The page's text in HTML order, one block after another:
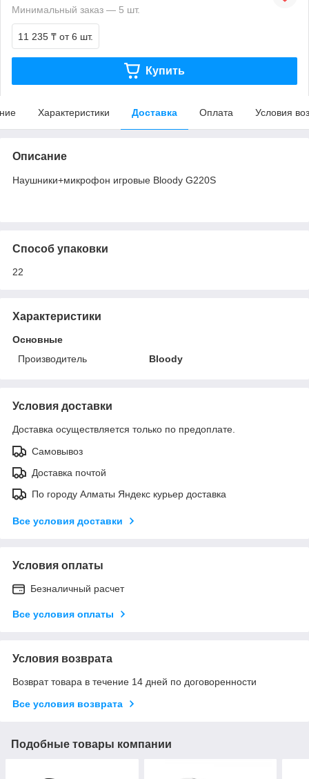
Минимальный заказ — 5 шт.
11 235 ₸ от 6 шт.
Купить
Характеристики Доставка Оплата Условия
Описание
Наушники+микрофон игровые Bloody G220S
Способ упаковки
22
Характеристики
Основные
Производитель
Bloody
Условия доставки
Доставка осуществляется только по предоплате.
Самовывоз
Доставка почтой
По городу Алматы Яндекс курьер доставка
Все условия доставки
Условия оплаты
Безналичный расчет
Все условия оплаты
Условия возврата
Возврат товара в течение 14 дней по договоренности
Все условия возврата
Подобные товары компании